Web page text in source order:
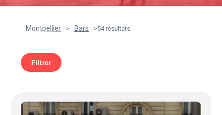
Montpellier > Bars >54 résultats
Filtrer